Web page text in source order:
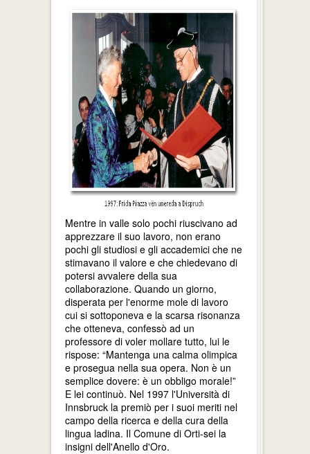
Mentre in valle solo pochi riuscivano ad
apprezzare il suo lavoro, non erano
pochi gli studiosi e gli accademici che ne
stimavano il valore e che chiedevano di
potersi avvalere della sua
collaborazione. Quando un giorno,
disperata per l'enorme mole di lavoro
cui si sottoponeva e la scarsa risonanza
che otteneva, confessò ad un
professore di voler mollare tutto, lui le
rispose: “Mantenga una calma olimpica
e prosegua nella sua opera. Non è un
semplice dovere: è un obbligo morale!”
E lei continuò. Nel 1997 l'Università di
Innsbruck la premiò per i suoi meriti nel
campo della ricerca e della cura della
lingua ladina. Il Comune di Orti-sei la
insigni dell'Anello d'Oro.